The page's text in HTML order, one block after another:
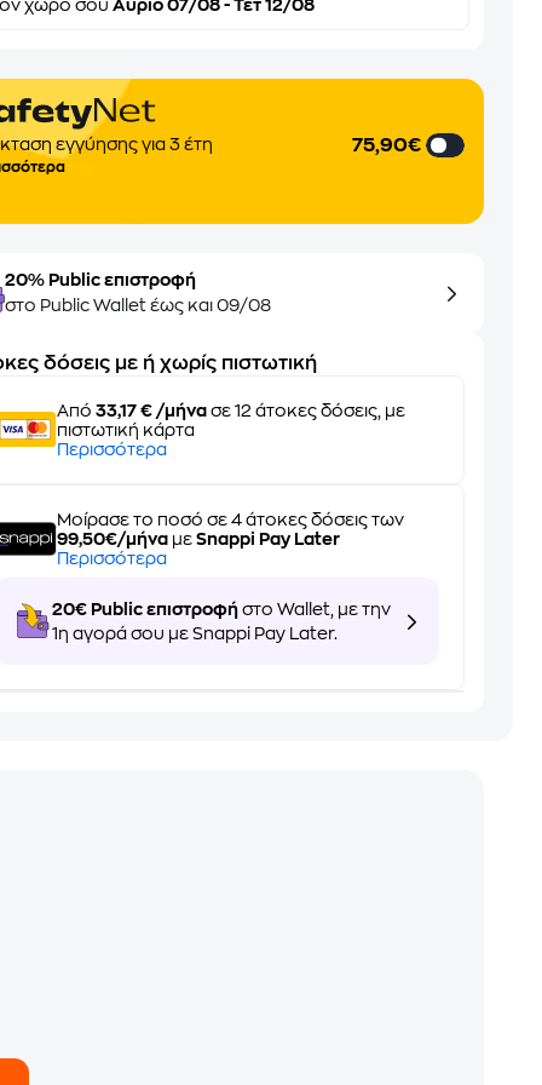
χώρο σου Αύριο 07/08 - Τετ 12/08
εγγύησης για 3 έτη 75,90€
20% Public επιστροφή
στο Public Wallet έως και 09/08
δόσεις με ή χωρίς πιστωτική
Από33,17 € /μήνα σε 12 άτοκες δόσεις, με
πιστωτική κάρτα
Περισσότερα
Μοίρασε το ποσό σε 4 άτοκες δόσεις των
99,50€/μήνα μεSnappi Pay Later
Περισσότερα
20€ Public επιστροφή στο Wallet, με την
1η αγορά σου με Snappi Pay Later.